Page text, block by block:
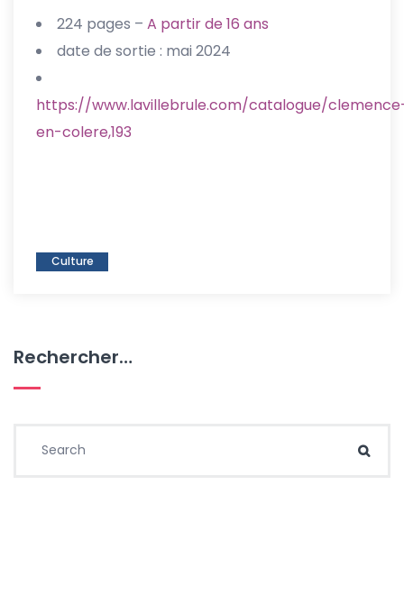
224 pages – A partir de 16 ans
date de sortie : mai 2024
https://www.lavillebrule.com/catalogue/
en-colere,193
Culture
Rechercher…